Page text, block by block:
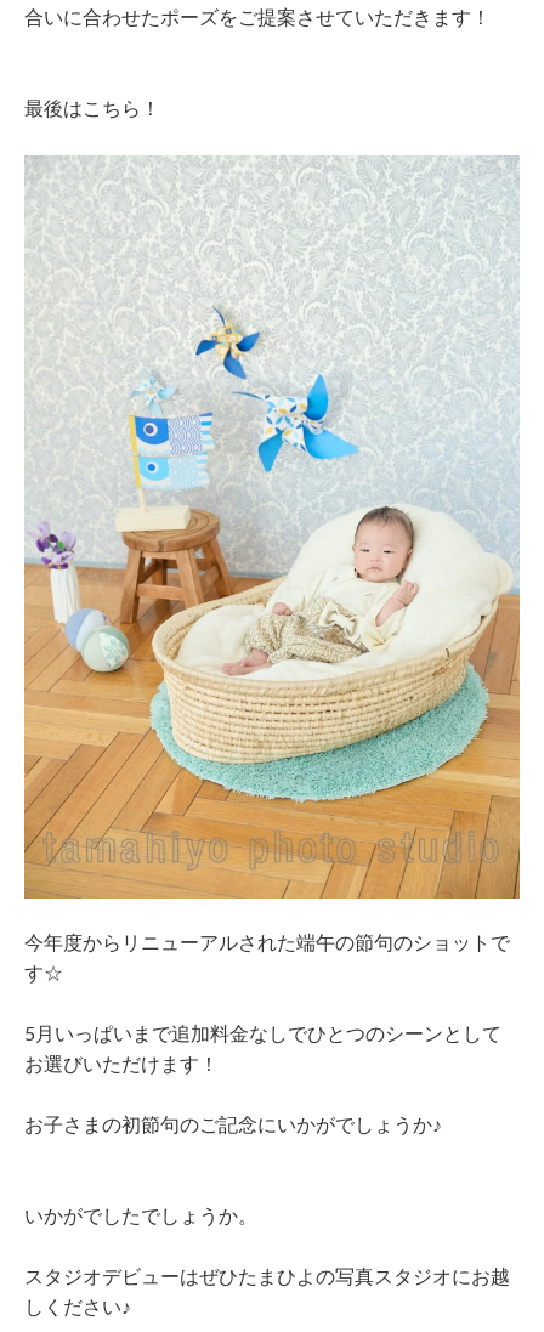
合いに合わせたポーズをご提案させていただきます！
最後はこちら！
今年度からリニューアルされた端午の節句のショットで
す☆
5月いっぱいまで追加料金なしでひとつのシーンとして
お選びいただけます！
お子さまの初節句のご記念にいかがでしょうか♪
いかがでしたでしょうか。
スタジオデビューはぜひたまひよの写真スタジオにお越
しください♪